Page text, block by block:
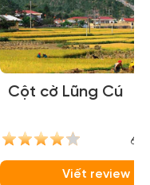
Cột cờ Lũng Cú
Viết review